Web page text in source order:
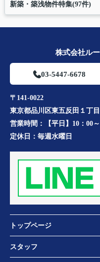
新築・築浅物件特集(97件)
株式会社ル
03-5447-6678
〒141-0022
東京都品川区東五反田１丁
営業時間：
【平日】10：00
定休日： 毎週水曜日
トップページ
スタッフ